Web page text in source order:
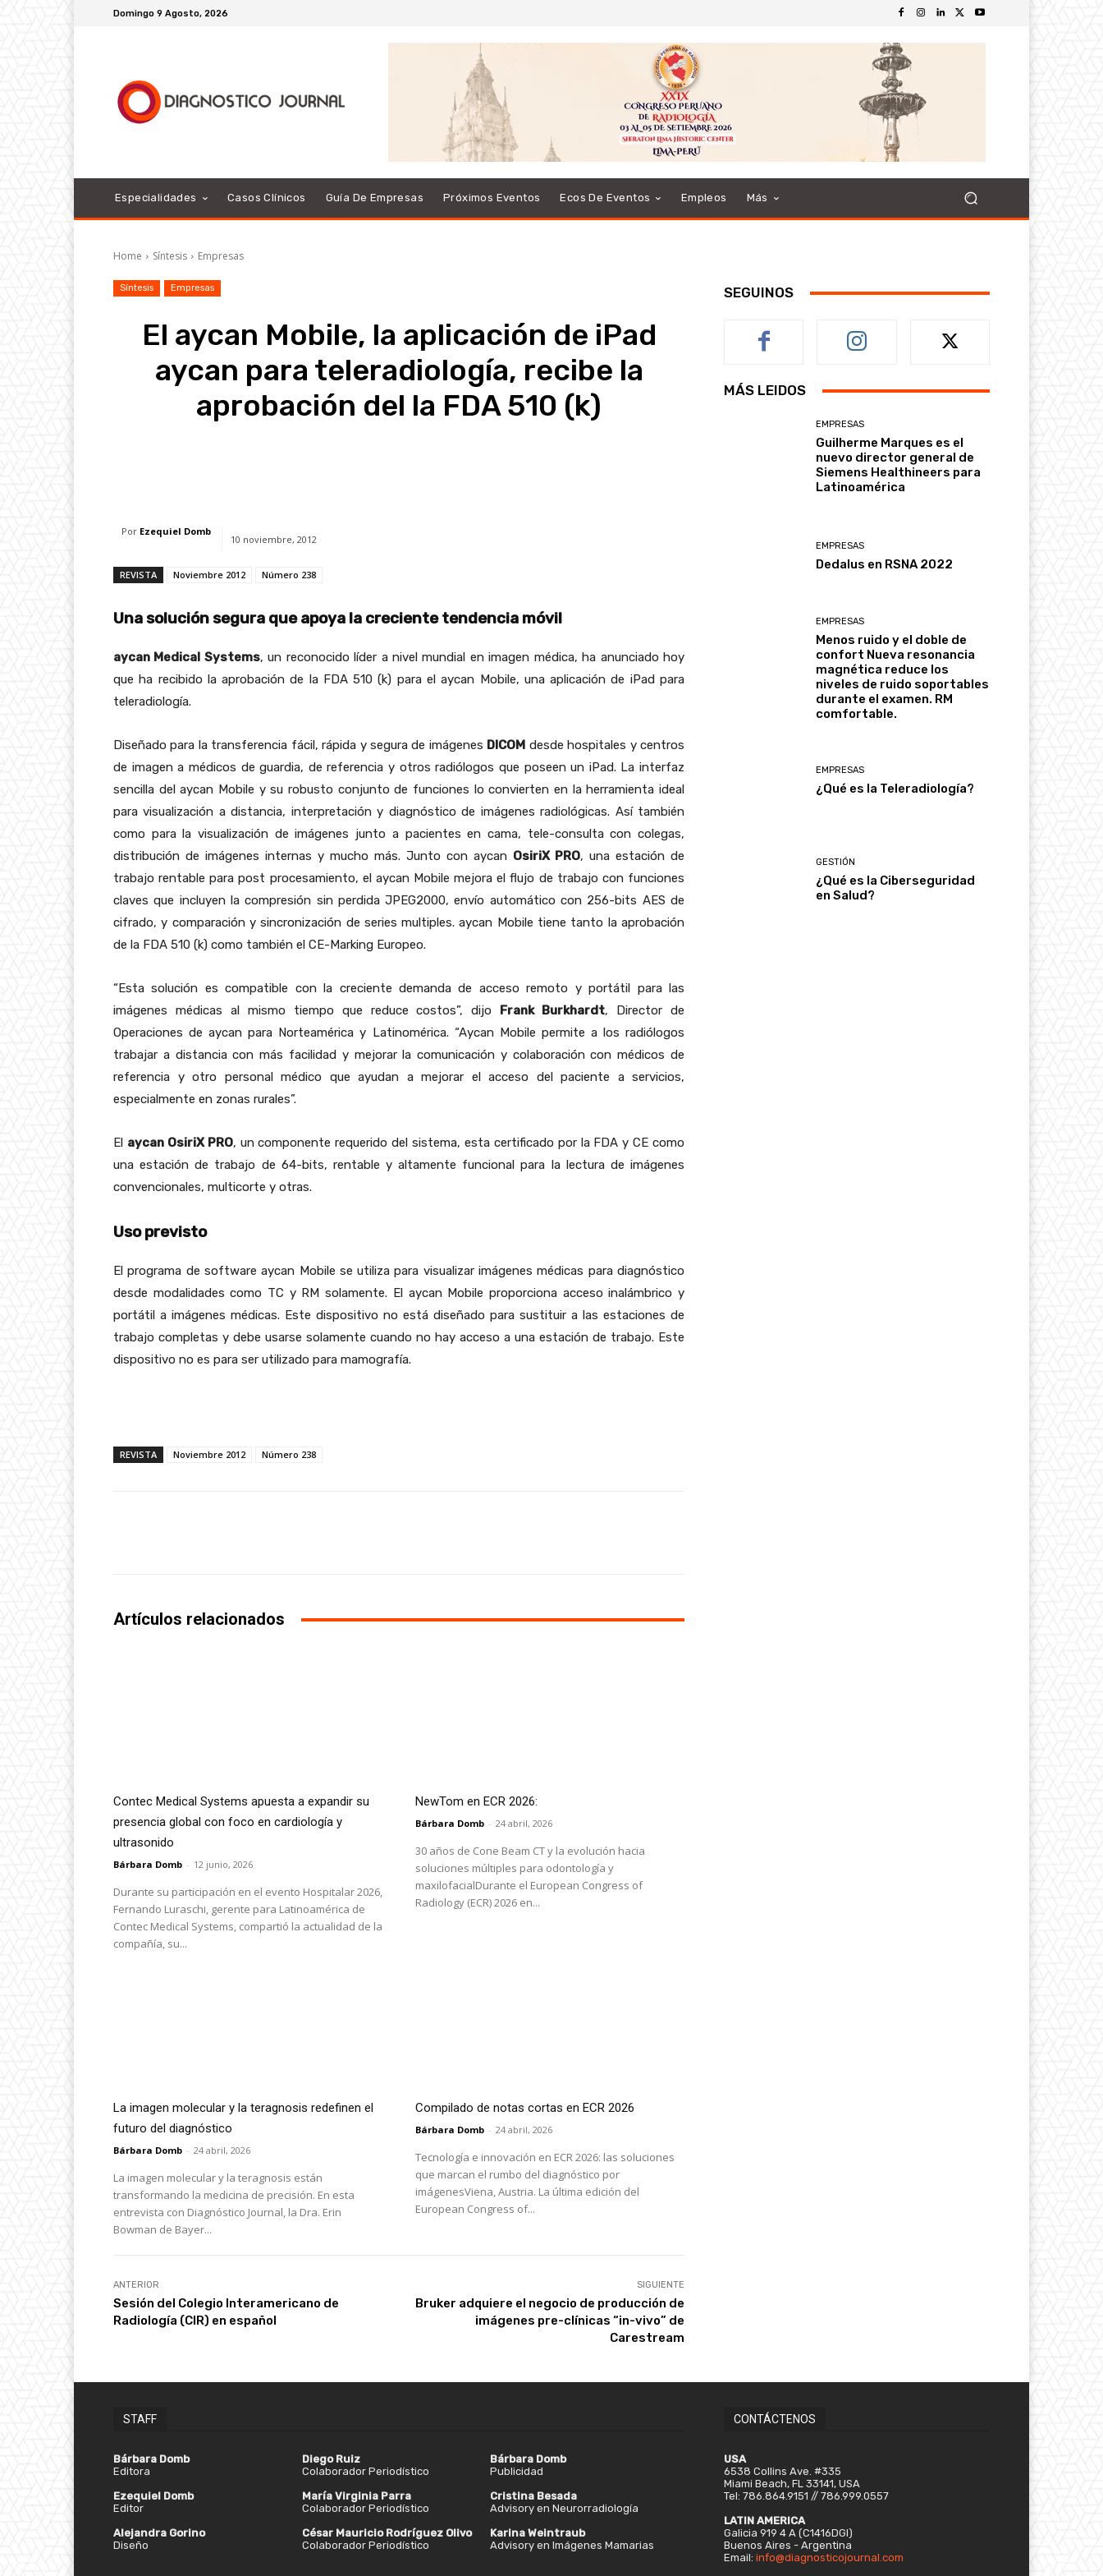
Domingo 9 Agosto, 2026
Especialidades Casos Clínicos Guía De Empresas Próximos Eventos Ecos De Eventos Empleos Más
Home Síntesis Empresas
Síntesis Empresas
El aycan Mobile, la aplicación de iPad
aycan para teleradiología, recibe la
aprobación del la FDA 510 (k)
Por Ezequiel Domb
10 noviembre, 2012
REVISTA Noviembre 2012 Número 238
Una solución segura que apoya la creciente tendencia móvil
aycan Medical Systems, un reconocido líder a nivel mundial en imagen médica, ha anunciado hoy
que ha recibido la aprobación de la FDA 510 (k) para el aycan Mobile, una aplicación de iPad para
teleradiología.
Diseñado para la transferencia fácil, rápida y segura de imágenes DICOM desde hospitales y centros
de imagen a médicos de guardia, de referencia y otros radiólogos que poseen un iPad. La interfaz
sencilla del aycan Mobile y su robusto conjunto de funciones lo convierten en la herramienta ideal
para visualización a distancia, interpretación y diagnóstico de imágenes radiológicas. Así también
como para la visualización de imágenes junto a pacientes en cama, tele-consulta con colegas,
distribución de imágenes internas y mucho más. Junto con aycan OsiriX PRO, una estación de
trabajo rentable para post procesamiento, el aycan Mobile mejora el flujo de trabajo con funciones
claves que incluyen la compresión sin perdida JPEG2000, envío automático con 256-bits AES de
cifrado, y comparación y sincronización de series multiples. aycan Mobile tiene tanto la aprobación
de la FDA 510 (k) como también el CE-Marking Europeo.
“Esta solución es compatible con la creciente demanda de acceso remoto y portátil para las
imágenes médicas al mismo tiempo que reduce costos”, dijo Frank Burkhardt, Director de
Operaciones de aycan para Norteamérica y Latinomérica. “Aycan Mobile permite a los radiólogos
trabajar a distancia con más facilidad y mejorar la comunicación y colaboración con médicos de
referencia y otro personal médico que ayudan a mejorar el acceso del paciente a servicios,
especialmente en zonas rurales”.
El aycan OsiriX PRO, un componente requerido del sistema, esta certificado por la FDA y CE como
una estación de trabajo de 64-bits, rentable y altamente funcional para la lectura de imágenes
convencionales, multicorte y otras.
Uso previsto
El programa de software aycan Mobile se utiliza para visualizar imágenes médicas para diagnóstico
desde modalidades como TC y RM solamente. El aycan Mobile proporciona acceso inalámbrico y
portátil a imágenes médicas. Este dispositivo no está diseñado para sustituir a las estaciones de
trabajo completas y debe usarse solamente cuando no hay acceso a una estación de trabajo. Este
dispositivo no es para ser utilizado para mamografía.
REVISTA Noviembre 2012 Número 238
Artículos relacionados
Contec Medical Systems apuesta a expandir su
presencia global con foco en cardiología y
ultrasonido
Bárbara Domb - 12 junio, 2026
Durante su participación en el evento Hospitalar 2026,
Fernando Luraschi, gerente para Latinoamérica de
Contec Medical Systems, compartió la actualidad de la
compañía, su...
NewTom en ECR 2026:
Bárbara Domb - 24 abril, 2026
30 años de Cone Beam CT y la evolución hacia
soluciones múltiples para odontología y
maxilofacialDurante el European Congress of
Radiology (ECR) 2026 en...
La imagen molecular y la teragnosis redefinen el
futuro del diagnóstico
Bárbara Domb - 24 abril, 2026
La imagen molecular y la teragnosis están
transformando la medicina de precisión. En esta
entrevista con Diagnóstico Journal, la Dra. Erin
Bowman de Bayer...
Compilado de notas cortas en ECR 2026
Bárbara Domb - 24 abril, 2026
Tecnología e innovación en ECR 2026: las soluciones
que marcan el rumbo del diagnóstico por
imágenesViena, Austria. La última edición del
European Congress of...
ANTERIOR
Sesión del Colegio Interamericano de
Radiología (CIR) en español
SIGUIENTE
Bruker adquiere el negocio de producción de
imágenes pre-clínicas “in-vivo” de
Carestream
SEGUINOS
MÁS LEIDOS
EMPRESAS
Guilherme Marques es el
nuevo director general de
Siemens Healthineers para
Latinoamérica
EMPRESAS
Dedalus en RSNA 2022
EMPRESAS
Menos ruido y el doble de
confort Nueva resonancia
magnética reduce los
niveles de ruido soportables
durante el examen. RM
comfortable.
EMPRESAS
¿Qué es la Teleradiología?
GESTIÓN
¿Qué es la Ciberseguridad
en Salud?
STAFF
Bárbara Domb
Editora
Ezequiel Domb
Editor
Alejandra Gorino
Diseño
Diego Ruiz
Colaborador Periodístico
María Virginia Parra
Colaborador Periodístico
César Mauricio Rodríguez Olivo
Colaborador Periodístico
Bárbara Domb
Publicidad
Cristina Besada
Advisory en Neurorradiología
Karina Weintraub
Advisory en Imágenes Mamarias
CONTÁCTENOS
USA
6538 Collins Ave. #335
Miami Beach, FL 33141, USA
Tel: 786.864.9151 // 786.999.0557
LATIN AMERICA
Galicia 919 4 A (C1416DGI)
Buenos Aires - Argentina
Email: info@diagnosticojournal.com